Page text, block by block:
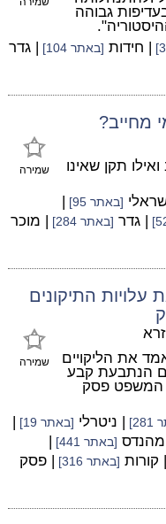
גבוהה
| חידות [באתר 104] | גדר
מחייב?
שמירה
תקן שאינו
[באתר 95]
|
| גדר [באתר 284] | מוכר
התיקונים
שמירה
את הליקויים
מטעם הנתבעת קבע
היא 4750 ₪. בית המשפט פסק
| ניטרלי [באתר 19]
|
[באתר 441]
|
| קורות [באתר 316]
| פסק